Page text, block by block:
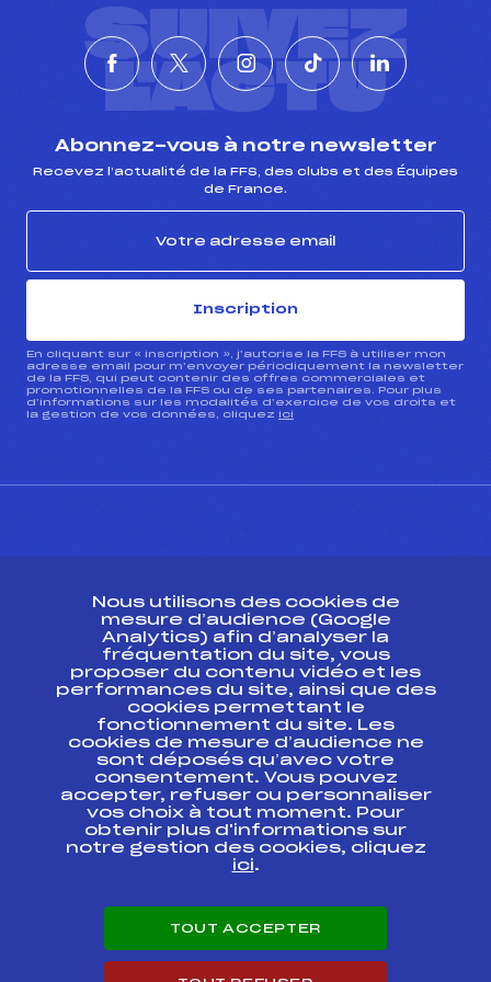
SUIVEZ
L'ACTU
Abonnez-vous à notre newsletter
Recevez l’actualité de la FFS, des clubs et des Équipes
de France.
Inscription
En cliquant sur « inscription », j’autorise la FFS à utiliser mon
adresse email pour m’envoyer périodiquement la newsletter
de la FFS, qui peut contenir des offres commerciales et
promotionnelles de la FFS ou de ses partenaires. Pour plus
d’informations sur les modalités d’exercice de vos droits et
la gestion de vos données, cliquez ici
Ressources
Pass’Neige
Projet sportif fédéral
Projet de performance fédéral
Antidopage
Pôle Développement, Formation, Suivi
Scientifique
Listes ministérielles
Pôle vie de l’athlète
Enseignement professionnel
Carrières
Nous utilisons des cookies de
mesure d’audience (Google
Analytics) afin d’analyser la
fréquentation du site, vous
proposer du contenu vidéo et les
performances du site, ainsi que des
cookies permettant le
fonctionnement du site. Les
cookies de mesure d’audience ne
sont déposés qu’avec votre
consentement. Vous pouvez
accepter, refuser ou personnaliser
vos choix à tout moment. Pour
obtenir plus d'informations sur
notre gestion des cookies, cliquez
ici.
TOUT ACCEPTER